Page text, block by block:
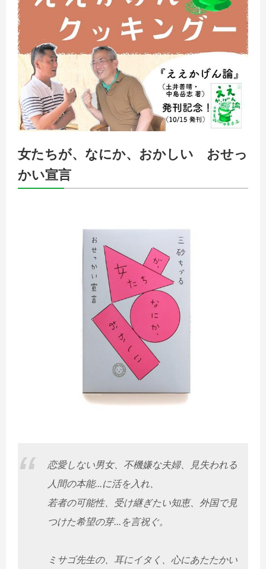
女たちが、なにか、おかしい おせっ
かい宣言
恋愛しない男女、不機嫌な夫婦、見失われる
人間の本能...に活を入れ、
若者の可能性、受け継ぎたい知恵、外国で見
つけた希望の芽...を言祝ぐ。
ミサゴ先生の、耳にイタく、心にあたたかい